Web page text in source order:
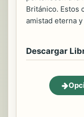
Británico. Estos
amistad eterna
Descargar